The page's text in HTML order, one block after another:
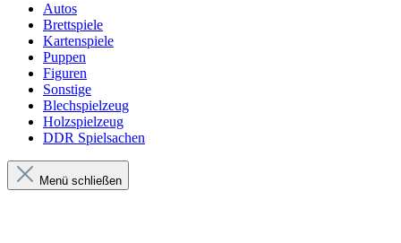
Autos
Brettspiele
Kartenspiele
Puppen
Figuren
Sonstige
Blechspielzeug
Holzspielzeug
DDR Spielsachen
Menü schließen